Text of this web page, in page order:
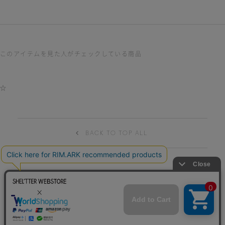
このアイテムを見た人がチェックしている商品
☆
BACK TO TOP ALL
HELP TERM OF USE PRIVACY POLICY
CONTACT